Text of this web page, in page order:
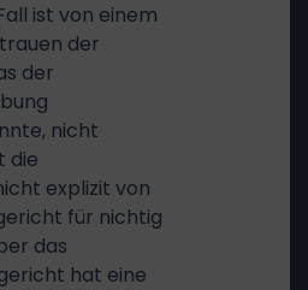
ist von einem
der
der
nicht
die
explizit von
für nichtig
das
hat eine